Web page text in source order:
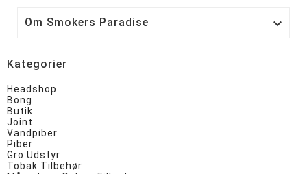
Om Smokers Paradise 
Kategorier
Headshop
Bong
Butik
Joint
Vandpiber
Piber
Gro Udstyr
Tobak Tilbehør